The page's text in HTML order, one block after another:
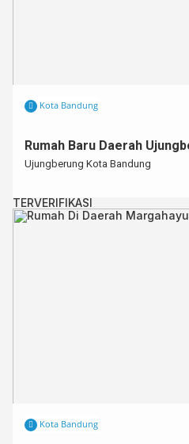
Kota Bandung
Rumah Baru Daerah
Ujungberung Kota Bandung
TERVERIFIKASI
Kota Bandung